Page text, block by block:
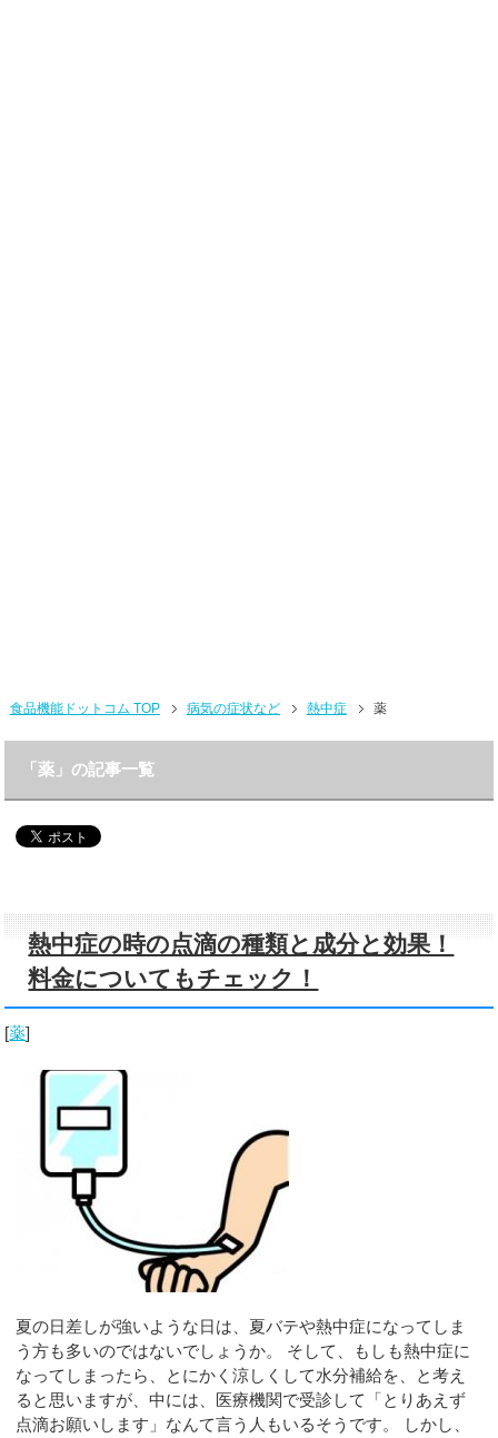
食品機能ドットコム TOP 病気の症状など 熱中症 薬
「薬」の記事一覧
熱中症の時の点滴の種類と成分と効果！
料金についてもチェック！
[薬]
夏の日差しが強いような日は、夏バテや熱中症になってしま
う方も多いのではないでしょうか。 そして、もしも熱中症に
なってしまったら、とにかく涼しくして水分補給を、と考え
ると思いますが、中には、医療機関で受診して「とりあえず
点滴お願いします」なんて言う人もいるそうです。 しかし、